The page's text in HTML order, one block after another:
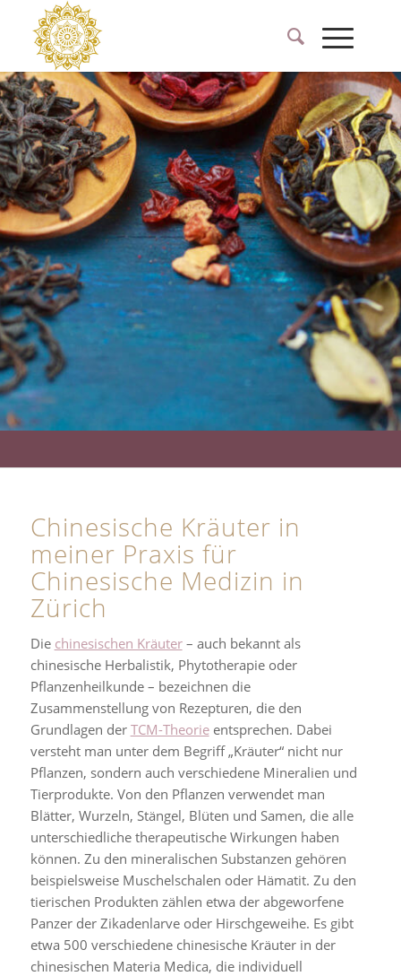
Chinesische Kräuter in
meiner Praxis für
Chinesische Medizin in
Zürich
Die chinesischen Kräuter– auch bekannt als
chinesische Herbalistik, Phytotherapie oder
Pflanzenheilkunde – bezeichnen die
Zusammenstellung von Rezepturen, die den
Grundlagen der TCM-Theorieentsprechen. Dabei
versteht man unter dem Begriff „Kräuter“ nicht nur
Pflanzen, sondern auch verschiedene Mineralien und
Tierprodukte. Von den Pflanzen verwendet man
Blätter, Wurzeln, Stängel, Blüten und Samen, die alle
unterschiedliche therapeutische Wirkungen haben
können. Zu den mineralischen Substanzen gehören
beispielsweise Muschelschalen oder Hämatit. Zu den
tierischen Produkten zählen etwa der abgeworfene
Panzer der Zikadenlarve oder Hirschgeweihe. Es gibt
etwa 500 verschiedene chinesische Kräuter in der
chinesischen Materia Medica, die individuell